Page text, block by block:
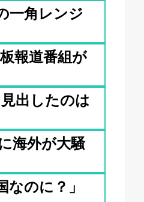
一角レンジ
報道番組が
出したのは
海外が大騒
のに？」